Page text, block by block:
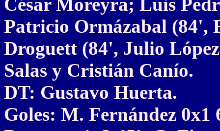
César Moreyra; Luis
Patricio Ormázabal (84',
Droguett (84', Julio
Salas y Cristián Canío.
DT: Gustavo Huerta.
Goles: M. Fernández